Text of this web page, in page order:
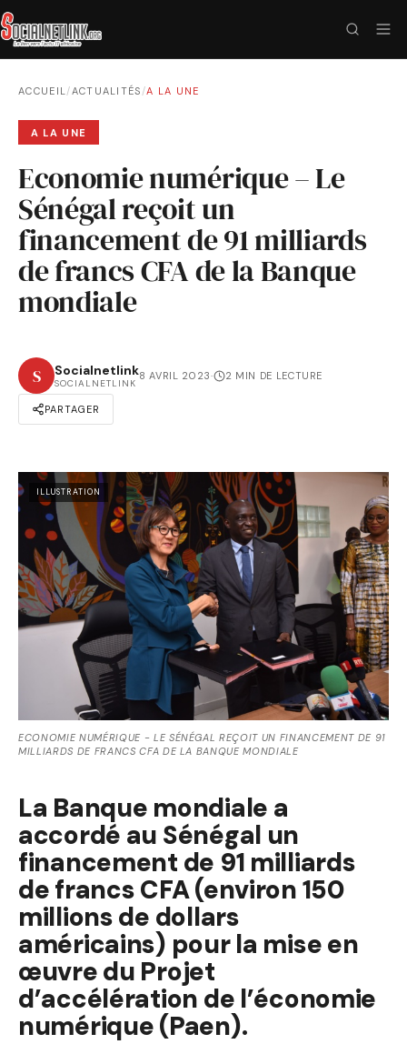
ACCUEIL/ACTUALITÉS /A LA UNE
A LA UNE
Economie numérique – Le
Sénégal reçoit un
financement de 91 milliards
de francs CFA de la Banque
mondiale
S Socialnetlink
SOCIALNETLINK
8 AVRIL 2023· 2 MIN DE LECTURE
PARTAGER
ILLUSTRATION
ECONOMIE NUMÉRIQUE - LE SÉNÉGAL REÇOIT UN FINANCEMENT DE 91
MILLIARDS DE FRANCS CFA DE LA BANQUE MONDIALE
La Banque mondiale a
accordé au Sénégal un
financement de 91 milliards
de francs CFA (environ 150
millions de dollars
américains) pour la mise en
œuvre du Projet
d’accélération de l’économie
numérique (Paen).